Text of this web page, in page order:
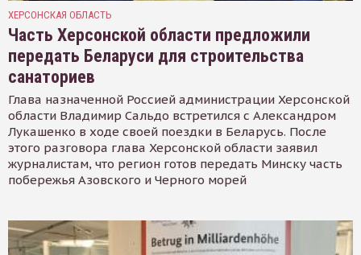
ХЕРСОНСКАЯ ОБЛАСТЬ
Часть Херсонской области предложили
передать Беларуси для строительства
санаториев
Глава назначенной Россией администрации Херсонской
области Владимир Сальдо встретился с Александром
Лукашенко в ходе своей поездки в Беларусь. После
этого разговора глава Херсонской области заявил
журналистам, что регион готов передать Минску часть
побережья Азовского и Черного морей